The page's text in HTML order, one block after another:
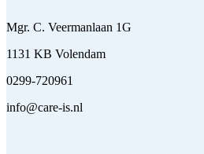
Mgr. C. Veermanlaan 1G
1131 KB Volendam
0299-720961
info@care-is.nl